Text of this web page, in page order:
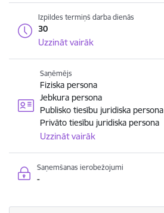
Izpildes termiņš darba dienās
30
Uzzināt vairāk
Saņēmējs
Fiziska persona
Jebkura persona
Publisko tiesību juridiska persona
Privāto tiesību juridiska persona
Uzzināt vairāk
Saņemšanas ierobežojumi
-